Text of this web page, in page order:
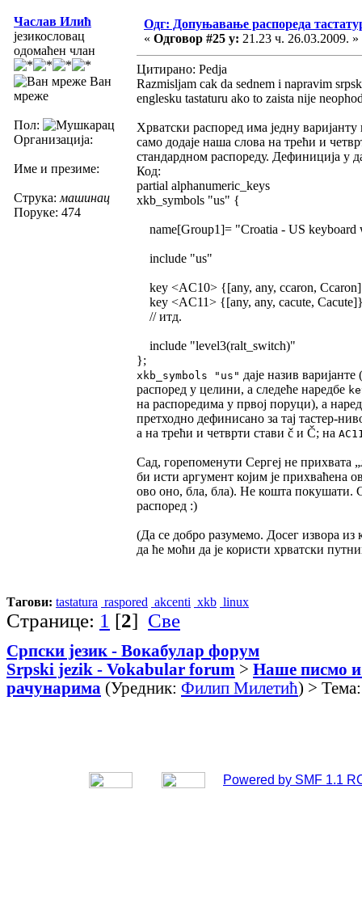
Часлав Илић
језикословац
одомаћен члан
Ван
мреже
Пол:
Организација:
Име и презиме:
Струка: машинац
Поруке: 474
Одг: Допуњавање распореда
« Одговор #25 у: 21.23 ч. 26.03.2009. »
Цитирано: Pedja
Razmisljam cak da sednem i napravim
englesku tastaturu ako to zaista nije
Хрватски распоред има једну
само додаје наша слова на трећи и
стандардном распореду. Дефиниција у
Код:
partial alphanumeric_keys
xkb_symbols "us" {
name[Group1]= "Croatia - US keyboard
include "us"
key <AC10> {[any, any, ccaron,
key <AC11> {[any, any, cacute,
// итд.
include "level3(ralt_switch)"
};
xkb_symbols "us" даје назив
распоред у целини, а следеће наредбе
на распоредима у првој поруци), а
претходно дефинисано за тај тастер-
а на трећи и четврти стави č и Č; на
Сад, горепоменути Сергеј не прихвата
би исти аргумент којим је прихваћена
ово оно, бла, бла). Не кошта покушати.
распоред :)
(Да се добро разумемо. Досег извора из
да ће моћи да је користи хрватски
Тагови: tastatura raspored akcenti xkb linux
Странице: 1 [2] Све
Српски језик - Вокабулар форум
Srpski jezik - Vokabular forum > Наше писмо
рачунарима (Уредник: Филип Милетић) >
Powered by SMF 1.1